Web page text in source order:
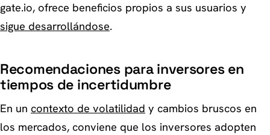
gate.io, ofrece beneficios propios a sus usuarios y
sigue desarrollándose.
Recomendaciones para inversores en
tiempos de incertidumbre
En un contexto de volatilidad y cambios bruscos en
los mercados, conviene que los inversores adopten